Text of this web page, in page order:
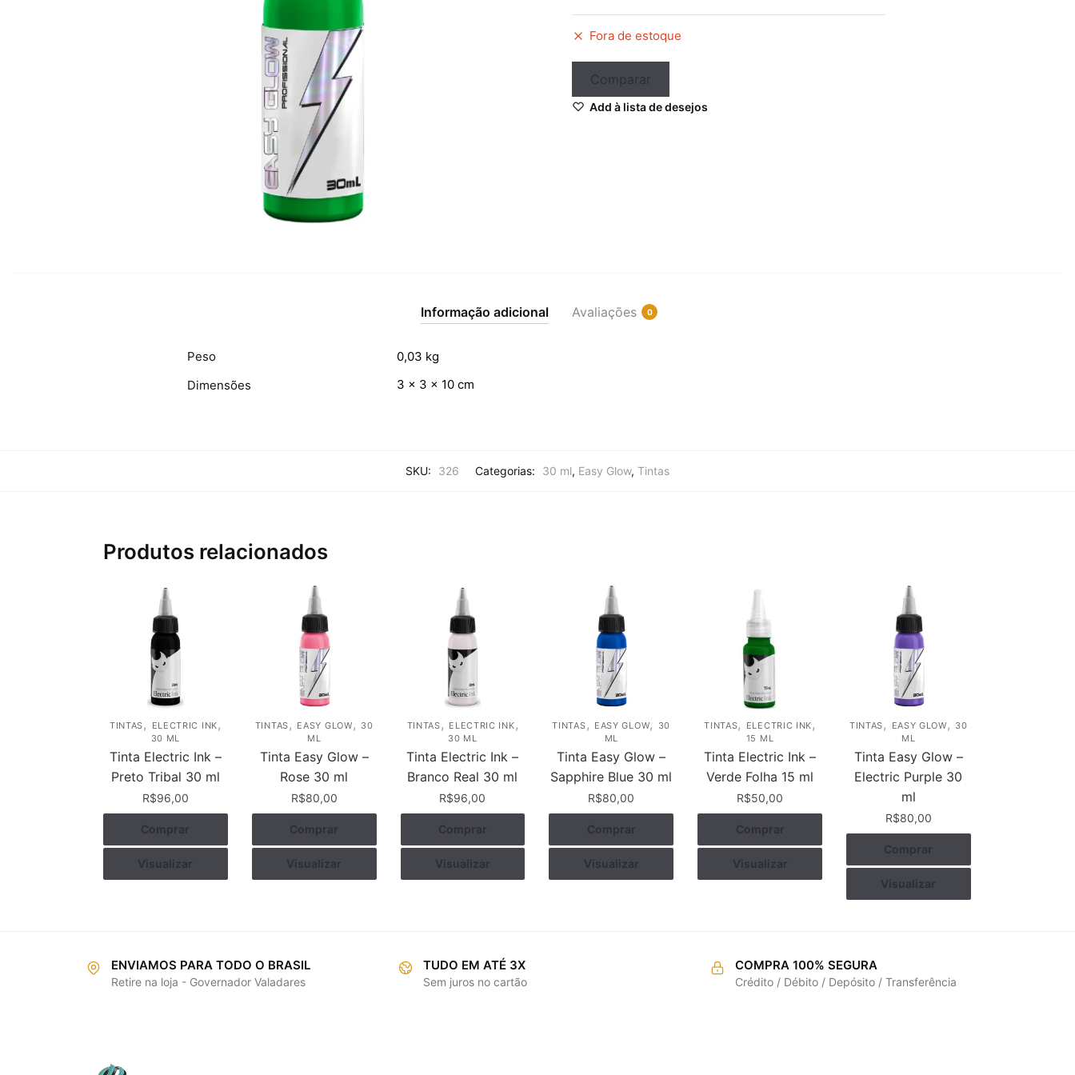
Fora de estoque
Comparar
Add à lista de desejos
Enviar
Informação adicional Avaliações 0
Peso
0,03 kg
Dimensões
3 × 3 × 10 cm
SKU: 326 Categorias: 30 ml, Easy Glow, Tintas
Produtos relacionados
TINTAS , ELECTRIC INK ,
30 ML
Tinta Electric Ink –
Preto Tribal 30 ml
R$96,00
Comprar
Visualizar
TINTAS , EASY GLOW , 30
ML
Tinta Easy Glow –
Rose 30 ml
R$80,00
Comprar
Visualizar
TINTAS , ELECTRIC INK ,
30 ML
Tinta Electric Ink –
Branco Real 30 ml
R$96,00
Comprar
Visualizar
TINTAS , EASY GLOW,
30
ML
Tinta Easy Glow –
Sapphire Blue 30 ml
R$80,00
Comprar
Visualizar
TINTAS, ELECTRIC INK ,
15 ML
Tinta Electric Ink –
Verde Folha 15 ml
R$50,00
Comprar
Visualizar
TINTAS , EASY GLOW , 30
ML
Tinta Easy Glow –
Electric Purple 30
ml
R$80,00
Comprar
Visualizar
ENVIAMOS PARA TODO O BRASIL
Retire na loja - Governador Valadares
TUDO EM ATÉ 3X
Sem juros no cartão
COMPRA 100% SEGURA
Crédito / Débito / Depósito / Transferência